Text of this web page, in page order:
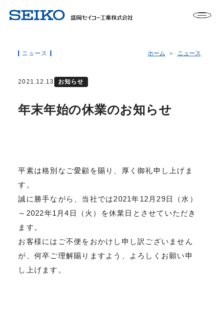
ニュース ホーム ニュース
2021.12.13 お知らせ
年末年始の休業のお知らせ
平素は格別なご愛顧を賜り、厚く御礼申し上げま
す。
誠に勝手ながら、当社では2021年12月29日（水）
～2022年1月4日（火）を休業日とさせていただき
ます。
お客様にはご不便をおかけし申し訳ございません
が、何卒ご理解賜りますよう、よろしくお願い申
し上げます。